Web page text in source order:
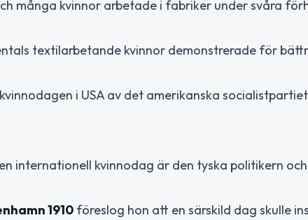
många kvinnor arbetade i fabriker under svåra
textilarbetande kvinnor demonstrerade för
i USA av det amerikanska
internationell kvinnodag är den tyska politikern och
1910 föreslog hon att en särskild dag skulle